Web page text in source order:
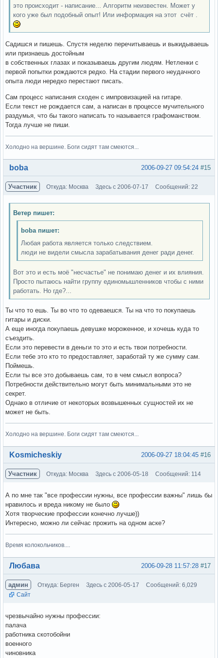
это происходит - написание... Алгоритм неизвестен. Может у
кого уже был подобный опыт! Или информация на этот счёт .
Садишся и пишешь. Спустя неделю перечитываешь и выкидываешь
или признаешь достойным
в собственных глазах и показываешь другим людям. Нетленки с
первой попытки рождаются редко. На стадии первого неудачного
опыта люди нередко перестают писать.
Сам процесс написания сходен с импровизацией на гитаре.
Если текст не рождается сам, а написан в процессе мучительного
раздумья, что бы такого написать то называется графоманством.
Тогда лучше не пиши.
Холодно на вершине. Боги сидят там смеются...
Вне форума #15
2006-09-27 09:54:24
boba
Участник Откуда: Москва Здесь с 2006-07-17 Сообщений: 22
Ветер пишет:
boba пишет:
Любая работа является только следствием.
люди не видели смысла зарабатывания денег ради денег.
Вот это и есть моё "несчастье" не понимаю денег и их влияния.
Просто пытаюсь найти группу единомышленников чтобы с ними
работать. Но где?...
Ты что то ешь. Ты во что то одеваешся. Ты на что то покупаешь
гитары и диски.
А еще иногда покупаешь девушке мороженное, и хочешь куда то
съездить.
Если это перевести в деньги то это и есть твои потребности.
Если тебе это кто то предоставляет, заработай ту же сумму сам.
Поймешь.
Если ты все это добываешь сам, то в чем смысл вопроса?
Потребности действительно могут быть минимальными это не
секрет.
Однако в отличие от некоторых возвышенных сущностей их не
может не быть.
Холодно на вершине. Боги сидят там смеются...
Вне форума #16
2006-09-27 18:04:45
Kosmicheskiy
Участник Откуда: Москва Здесь с 2006-05-18 Сообщений: 114
А по мне так "все профессии нужны, все профессии важны" лишь бы
нравилось и вреда никому не было
Хотя творческие профессии конечно лучше))
Интересно, можно ли сейчас прожить на одном аске?
Время колокольчиков....
Вне форума #17
2006-09-28 11:57:28
Любава
админ Откуда: Берген Здесь с 2006-05-17
Сообщений: 6,029
Сайт
чрезвычайно нужны профессии:
палача
работника скотобойни
военного
чиновника